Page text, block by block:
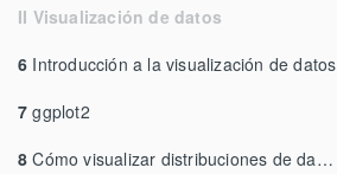
II Visualización de datos
6 Introducción a la visualización de datos
7 ggplot2
8 Cómo visualizar distribuciones de datos